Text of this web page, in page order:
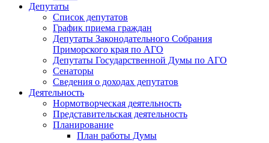
Депутаты
Список депутатов
График приема граждан
Депутаты Законодательного Собрания
Приморского края по АГО
Депутаты Государственной Думы по АГО
Сенаторы
Сведения о доходах депутатов
Деятельность
Нормотворческая деятельность
Представительская деятельность
Планирование
План работы Думы